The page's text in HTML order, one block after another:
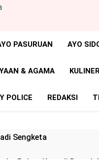
PASURUAN AYO
& AGAMA
POLICE REDAKSI
Sengketa
Polres Karo di Rumah